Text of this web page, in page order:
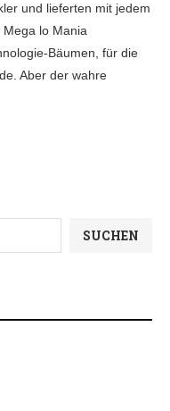
und lieferten mit jedem
lo Mania
Bäumen, für die
Aber der wahre
SUCHEN